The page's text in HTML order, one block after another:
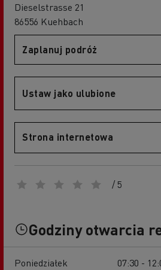
Dieselstrasse 21
86556 Kuehbach
Zaplanuj podróż
Ustaw jako ulubione
Strona internetowa
/ 5
Godziny otwarcia
Poniedziałek
07:30 -